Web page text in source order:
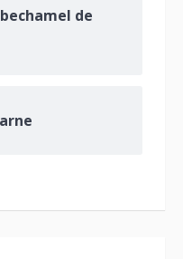
de